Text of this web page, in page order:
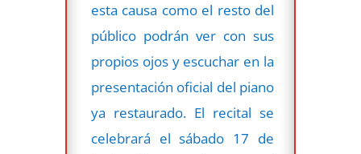
esta causa como el resto del
público podrán ver con sus
propios ojos y escuchar en la
presentación oficial del piano
ya restaurado. El recital se
celebrará el sábado 17 de